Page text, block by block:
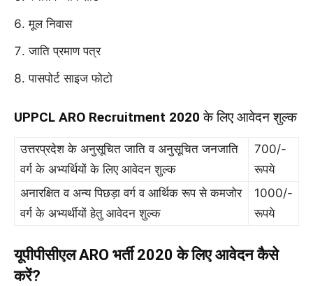
मूल निवास
जाति प्रमाण पत्र
पासपोर्ट साइज फोटो
UPPCL ARO Recruitment 2020 के लिए आवेदन शुल्क
उत्तरप्रदेश के अनुसूचित जाति व अनुसूचित जनजाति
वर्ग के अभ्यर्थियों के लिए आवेदन शुल्क
700/-
रूपये
अनारक्षित व अन्य पिछड़ा वर्ग व आर्थिक रूप से कमजोर
वर्ग के अभ्यर्थीयों हेतु आवेदन शुल्क
1000/-
रूपये
यूपीपीसीएल ARO भर्ती 2020 के लिए आवेदन कैसे
करें?